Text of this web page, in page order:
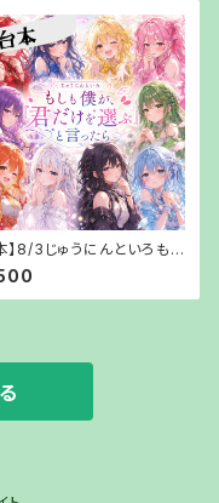
】8/3じゅうにんといろもし
、「君だけを選ぶ」と言っ
【PDFでお渡し】